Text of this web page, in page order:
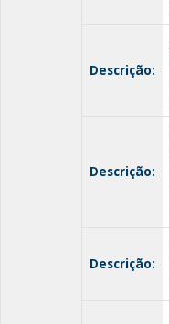
Descrição:
Descrição:
Descrição: